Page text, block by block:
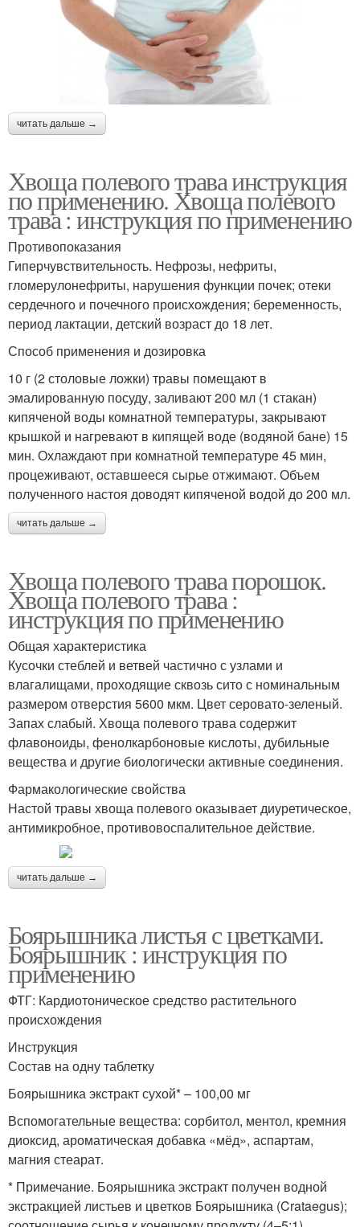
читать дальше →
Хвоща полевого трава инструкция
по применению. Хвоща полевого
трава : инструкция по применению
Противопоказания
Гиперчувствительность. Нефрозы, нефриты,
гломерулонефриты, нарушения функции почек; отеки
сердечного и почечного происхождения; беременность,
период лактации, детский возраст до 18 лет.
Способ применения и дозировка
10 г (2 столовые ложки) травы помещают в
эмалированную посуду, заливают 200 мл (1 стакан)
кипяченой воды комнатной температуры, закрывают
крышкой и нагревают в кипящей воде (водяной бане) 15
мин. Охлаждают при комнатной температуре 45 мин,
процеживают, оставшееся сырье отжимают. Объем
полученного настоя доводят кипяченой водой до 200 мл.
читать дальше →
Хвоща полевого трава порошок.
Хвоща полевого трава :
инструкция по применению
Общая характеристика
Кусочки стеблей и ветвей частично с узлами и
влагалищами, проходящие сквозь сито с номинальным
размером отверстия 5600 мкм. Цвет серовато-зеленый.
Запах слабый. Хвоща полевого трава содержит
флавоноиды, фенолкарбоновые кислоты, дубильные
вещества и другие биологически активные соединения.
Фармакологические свойства
Настой травы хвоща полевого оказывает диуретическое,
антимикробное, противовоспалительное действие.
читать дальше →
Боярышника листья с цветками.
Боярышник : инструкция по
применению
ФТГ: Кардиотоническое средство растительного
происхождения
Инструкция
Состав на одну таблетку
Боярышника экстракт сухой* – 100,00 мг
Вспомогательные вещества: сорбитол, ментол, кремния
диоксид, ароматическая добавка «мёд», аспартам,
магния стеарат.
* Примечание. Боярышника экстракт получен водной
экстракцией листьев и цветков Боярышника (Crataegus);